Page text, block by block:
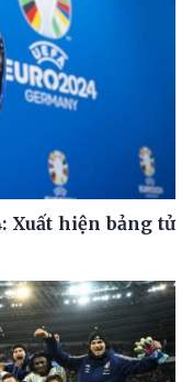
Xuất hiện bảng tử